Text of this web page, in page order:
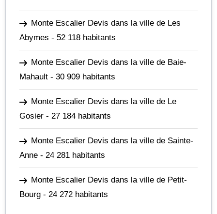
Monte Escalier Devis dans la ville de Les
Abymes - 52 118 habitants
Monte Escalier Devis dans la ville de Baie-
Mahault - 30 909 habitants
Monte Escalier Devis dans la ville de Le
Gosier - 27 184 habitants
Monte Escalier Devis dans la ville de Sainte-
Anne - 24 281 habitants
Monte Escalier Devis dans la ville de Petit-
Bourg - 24 272 habitants